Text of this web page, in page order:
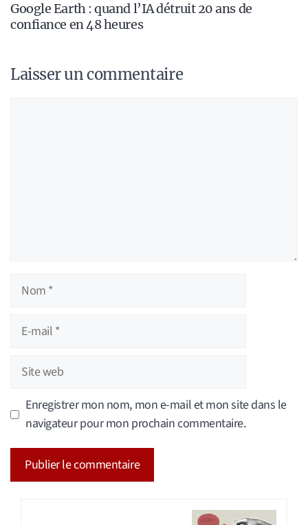
Google Earth : quand l’IA détruit 20 ans de
confiance en 48 heures
Laisser un commentaire
Nom
Site
Enregistrer mon nom, mon e-mail et mon site dans le
navigateur pour mon prochain commentaire.